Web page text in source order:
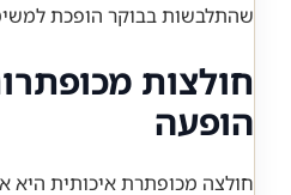
שהתלבשות בבוקר הופכת
חולצות
הופעה
חולצה מכופתרת איכותית היא